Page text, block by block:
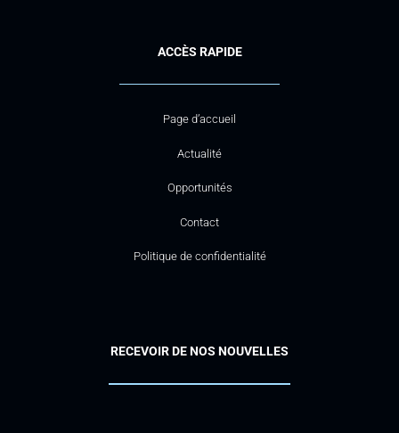
ACCÈS RAPIDE
Page d’accueil
Actualité
Opportunités
Contact
Politique de confidentialité
RECEVOIR DE NOS NOUVELLES